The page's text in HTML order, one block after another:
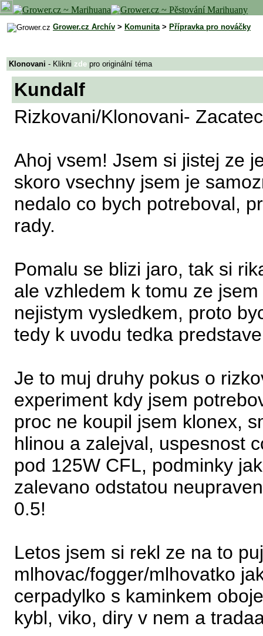
Grower.cz Archív > Komunita> Přípravka pro nováčky
Klonovani - Klikni zde pro originální téma
Kundalf
Rizkovani/Klonovani-
Ahoj vsem! Jsem si jistej ze
skoro vsechny jsem je
nedalo co bych potreboval,
rady.
Pomalu se blizi jaro, tak si
ale vzhledem k tomu ze
nejistym vysledkem, proto
tedy k uvodu tedka
Je to muj druhy pokus o
experiment kdy jsem
proc ne koupil jsem klonex,
hlinou a zalejval, uspesnost
pod 125W CFL, podminky
zalevano odstatou
0.5!
Letos jsem si rekl ze na to
mlhovac/fogger/mlhovatko
cerpadylko s kaminkem
kybl, viko, diry v nem a